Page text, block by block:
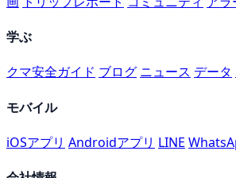
学ぶ
クマ安全ガイド ブログ ニュース データ
モバイル
iOSアプリ Androidアプリ LINE